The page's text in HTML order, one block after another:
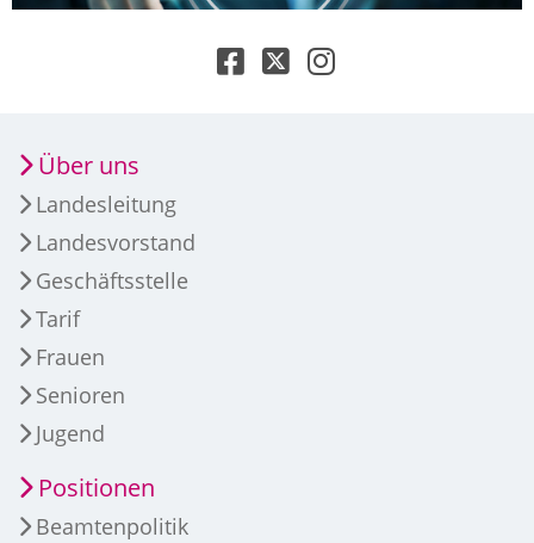
Über uns
Landesleitung
Landesvorstand
Geschäftsstelle
Tarif
Frauen
Senioren
Jugend
Positionen
Beamtenpolitik